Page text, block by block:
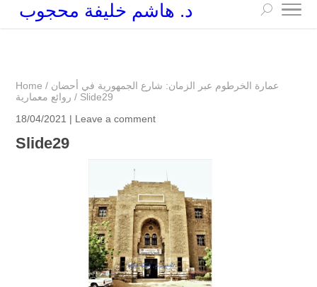
د. هاشم خليفة محجوب
Home / عمارة الخرطوم عبر الزمان: شارع الجمهورية في أحضان
روائع معمارية / Slide29
18/04/2021 | Leave a comment
Slide29